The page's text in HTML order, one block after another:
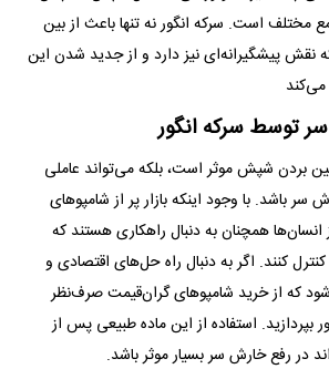
است. سرکه انگور نه تنها باعث از بین
پیشگیرانه‌ای نیز دارد و از جدید شدن این
توسط سرکه انگور
بین بردن شپش موثر است، بلکه می‌تواند عاملی
باشد. با وجود اینکه بازار پر از شامپو‌های
همچنان به دنبال راهکاری هستند که
کنند. اگر به دنبال راه حل‌های اقتصادی و
که از خرید شامپو‌های گران‌قیمت صرف‌نظر
بپردازید. استفاده از این ماده طبیعی پس از
در رفع خارش سر بسیار موثر باشد.